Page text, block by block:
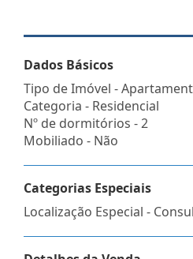
Dados Básicos
Tipo de Imóvel -
Categoria - Residencial
Nº de dormitórios - 2
Mobiliado - Não
Categorias Especiais
Localização Especial -